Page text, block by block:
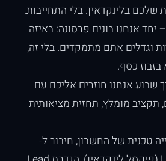
שלכם בלינקדאין. בלי התחייבות.
יחד אנחנו בונים פרסונה: באיזה
וגדלים אתם מתמקדים. בלי זה,
בזבוז כסף.
שבוע אנחנו חוזרים אליכם עם
תקציב מומלץ, תחזית מציאותית
טכנית של החשבון, חיבור ל-